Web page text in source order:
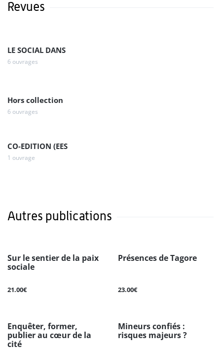
Revues
LE SOCIAL DANS
6 ouvrages
Hors collection
6 ouvrages
CO-EDITION (EES
1 ouvrage
Autres publications
Sur le sentier de la paix
sociale
21.00€
Présences de Tagore
23.00€
Enquêter, former,
publier au cœur de la
cité
Mineurs confiés :
risques majeurs ?